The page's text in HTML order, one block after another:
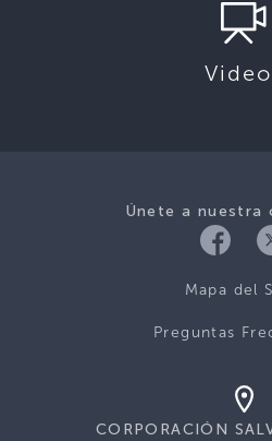
Únete a nuestra
Mapa del
Preguntas
CORPORACIÓN